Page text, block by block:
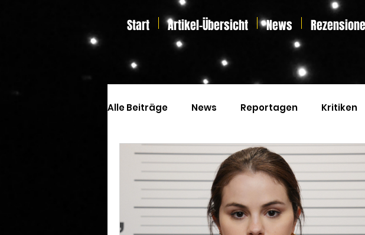
Start Artikel-Übersicht News
Alle Beiträge News Reportagen Kritiken
Kinoprogramm Specials Home